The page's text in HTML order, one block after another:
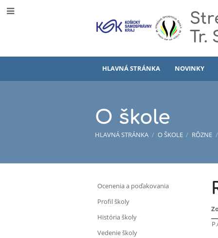
Tr.
HLAVNÁ STRÁNKA NOVINKY
O škole
HLAVNÁ STRÁNKA / O ŠKOLE / RÔZNE /
O
škole
Ocenenia a poďakovania
Profil školy
História školy
Vedenie školy